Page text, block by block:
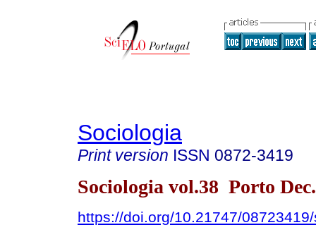
Sociologia
Print version ISSN 0872-3419
Sociologia vol.38 Porto
https://doi.org/10.21747/